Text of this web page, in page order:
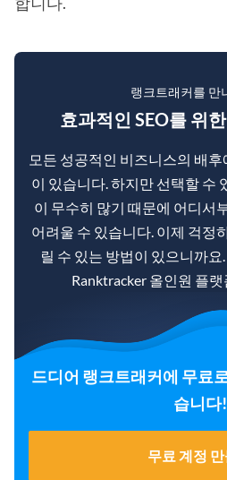
랭크트래커를 만
효과적인 SEO를 위
모든 성공적인 비즈니스의 배후
이 있습니다. 하지만 선택할 수
이 무수히 많기 때문에 어디서
어려울 수 있습니다. 이제 걱정
릴 수 있는 방법이 있으니까요
Ranktracker 올인원 플
드디어 랭크트래커에 무료
습니다!
무료 계정